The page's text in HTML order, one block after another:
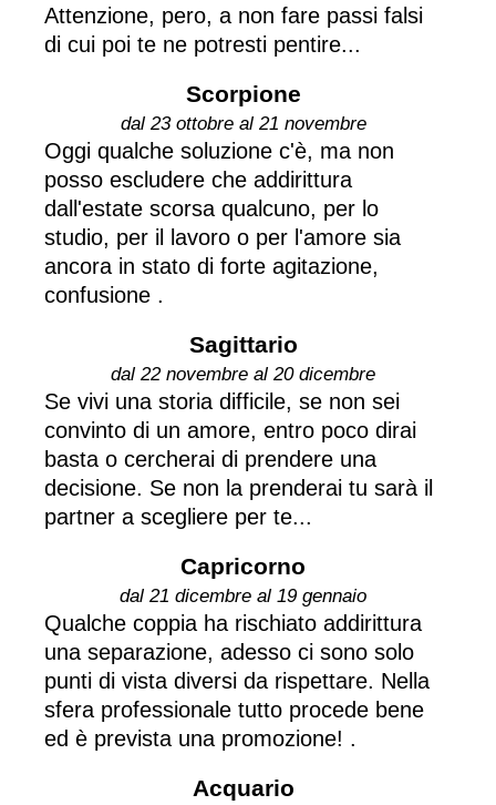
Attenzione, pero, a non fare passi falsi
di cui poi te ne potresti pentire...
Scorpione
dal 23 ottobre al 21 novembre
Oggi qualche soluzione c'è, ma non
posso escludere che addirittura
dall'estate scorsa qualcuno, per lo
studio, per il lavoro o per l'amore sia
ancora in stato di forte agitazione,
confusione .
Sagittario
dal 22 novembre al 20 dicembre
Se vivi una storia difficile, se non sei
convinto di un amore, entro poco dirai
basta o cercherai di prendere una
decisione. Se non la prenderai tu sarà il
partner a scegliere per te...
Capricorno
dal 21 dicembre al 19 gennaio
Qualche coppia ha rischiato addirittura
una separazione, adesso ci sono solo
punti di vista diversi da rispettare. Nella
sfera professionale tutto procede bene
ed è prevista una promozione! .
Acquario